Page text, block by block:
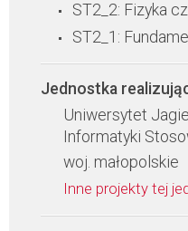
ST2_2: Fizyka
ST2_1:
Jednostka
Uniwersytet
Informatyki
woj. małopolskie
Inne projekty tej